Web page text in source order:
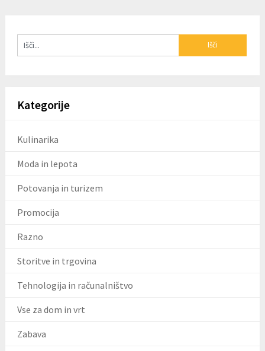
Kategorije
Kulinarika
Moda in lepota
Potovanja in turizem
Promocija
Razno
Storitve in trgovina
Tehnologija in računalništvo
Vse za dom in vrt
Zabava